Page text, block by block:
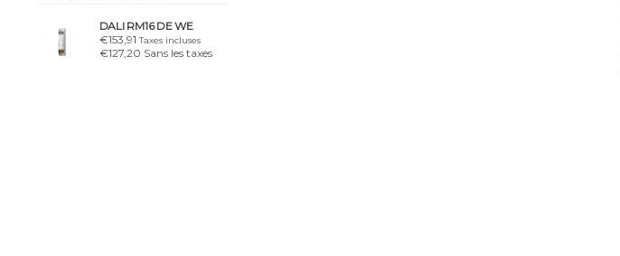
DALI RM16 DE WE
€153,91Taxes incluses
€127,20 Sans les taxes